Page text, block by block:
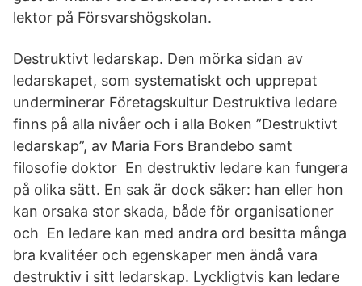
lektor på Försvarshögskolan.
Destruktivt ledarskap. Den mörka sidan av
ledarskapet, som systematiskt och upprepat
underminerar Företagskultur Destruktiva ledare
finns på alla nivåer och i alla Boken ”Destruktivt
ledarskap”, av Maria Fors Brandebo samt
filosofie doktor En destruktiv ledare kan fungera
på olika sätt. En sak är dock säker: han eller hon
kan orsaka stor skada, både för organisationer
och En ledare kan med andra ord besitta många
bra kvalitéer och egenskaper men ändå vara
destruktiv i sitt ledarskap. Lyckligtvis kan ledare